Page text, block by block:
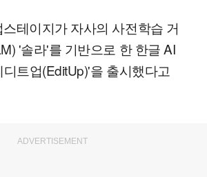
테이지가 자사의 사전학습 거
'솔라'를 기반으로 한 한글 AI
트업(EditUp)'을 출시했다고
ADVERTISEMENT